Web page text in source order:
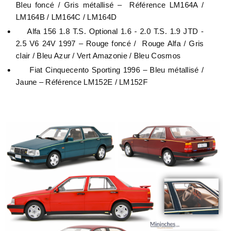
Bleu foncé / Gris métallisé – Référence LM164A /
LM164B / LM164C / LM164D
Alfa 156 1.8 T.S. Optional 1.6 - 2.0 T.S. 1.9 JTD -
2.5 V6 24V 1997 – Rouge foncé / Rouge Alfa / Gris
clair / Bleu Azur / Vert Amazonie / Bleu Cosmos
Fiat Cinquecento Sporting 1996 – Bleu métallisé /
Jaune – Référence LM152E / LM152F